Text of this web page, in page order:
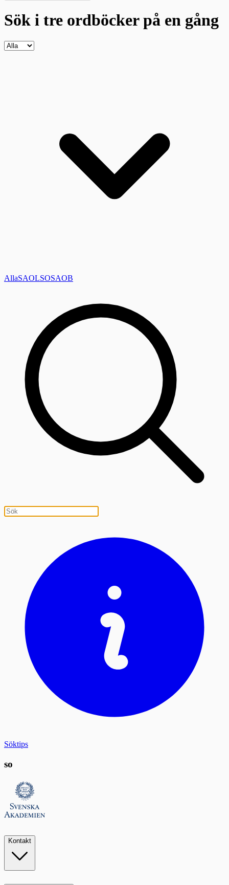
Sök i tre ordböckerpå en gång
AllaSAOLSOSAOB
Söktips
so
Kontakt